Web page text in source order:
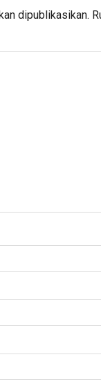
dipublikasikan.